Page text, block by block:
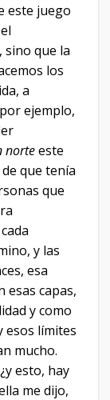
este juego
sino que la
los
a
ejemplo,
norteeste
que tenía
que
y las
esa
esas capas,
y como
esos límites
mucho.
esto, hay
me dijo,